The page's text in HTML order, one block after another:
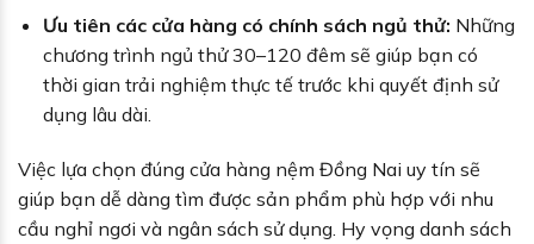
Ưu tiên các cửa hàng có chính sách ngủ thử: Những
chương trình ngủ thử 30–120 đêm sẽ giúp bạn có
thời gian trải nghiệm thực tế trước khi quyết định sử
dụng lâu dài.
Việc lựa chọn đúng cửa hàng nệm Đồng Nai uy tín sẽ
giúp bạn dễ dàng tìm được sản phẩm phù hợp với nhu
cầu nghỉ ngơi và ngân sách sử dụng. Hy vọng danh sách